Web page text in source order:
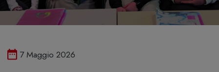
Pubblicato il
7 Maggio 2026